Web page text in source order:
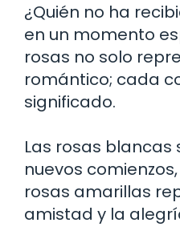
¿Quién no ha
en un momento
rosas no solo
romántico; cada
significado.
Las rosas blancas
nuevos
rosas amarillas
amistad y la